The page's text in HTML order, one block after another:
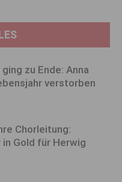
zu Ende: Anna
verstorben
Chorleitung:
Gold für Herwig